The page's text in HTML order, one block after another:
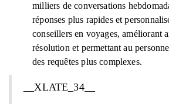
milliers de conversations
réponses plus rapides et
conseillers en voyages, améliorant
résolution et permettant au
des requêtes plus complexes.
__XLATE_34__